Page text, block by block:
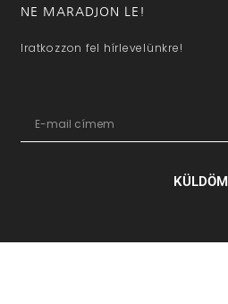
NE MARADJON LE!
Iratkozzon fel hírlevelünkre!
KÜLDÖM